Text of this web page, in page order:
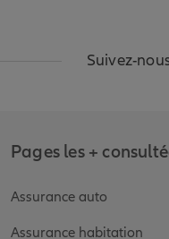
Suivez-
Pages les +
Assurance auto
Assurance habitation